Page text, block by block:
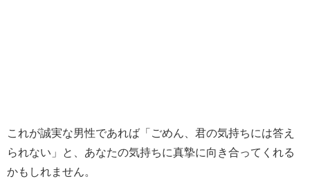
これが誠実な男性であれば「ごめん、君の気持ちには答え
られない」と、あなたの気持ちに真摯に向き合ってくれる
かもしれません。